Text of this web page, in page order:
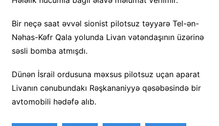
Bir neçə saat əvvəl sionist pilotsuz təyyarə Tel-ən-
Nəhas-Kəfr Qala yolunda Livan vətəndaşının üzərinə
səsli bomba atmışdı.
Dünən İsrail ordusuna məxsus pilotsuz uçan aparat
Livanın cənubundakı Rəşkananiyyə qəsəbəsində bir
avtomobili hədəfə alıb.